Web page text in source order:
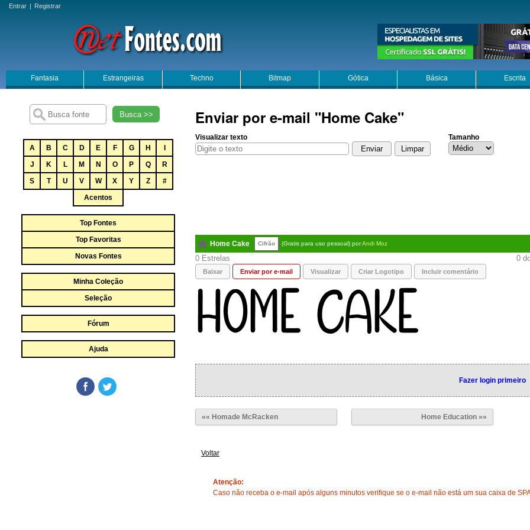
Entrar | Registrar
Fantasia Estrangeiras Techno Bitmap Gótica Básica Escrita
Busca >>
A B C D E F G H
J
K L M N O P Q
R
S
T U V W X Y Z
#
Acentos
Top Fontes
Top Favoritas
Novas Fontes
Minha Coleção
Seleção
Fórum
Ajuda
Enviar por e-mail "Home Cake"
Visualizar texto Tamanho
Home Cake Cifrão (Gratis para uso pessoal) porAndi Moz
0 0
Baixar Enviar por e-mail Visualizar Criar Logotipo Incluir comentário
Fazer login primeiro
«« Homade McRacken Home Education »»
Voltar
Atenção:
Caso não receba o e-mail após alguns minutos verifique se o e-mail não está um sua caixa de